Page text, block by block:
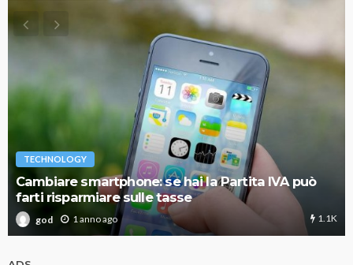
TECHNOLOGY
Cambiare smartphone: se hai la Partita IVA può
farti risparmiare sulle tasse
god 1 anno ago 1.1K